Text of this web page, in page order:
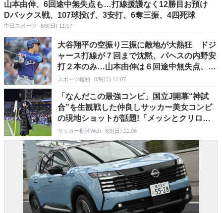
山本由伸、6回途中無失点も…打線援護なく12勝目お預け
Dバックス戦、107球投げ、3安打、6奪三振、4四死球
中日スポーツ 8/9(日) 11:07
大谷翔平の空振り三振に敵地が大熱狂 ドジ
ャース打線が７回まで沈黙、パヘスの内野安
打２本のみ…山本由伸は６回途中無失点、今
季最悪７連敗から脱出なるか
スポーツ報知 8/9(日) 11:07
「なんだこの最強コンビ」国立J開幕“神試
合”を生観戦した仲良しサッカー美女コンビ
の現地ショットが話題!「メッシとクリロナ
レベルです」「めちゃくちゃ可愛い」
サッカー批評Web 8/9(日) 11:06